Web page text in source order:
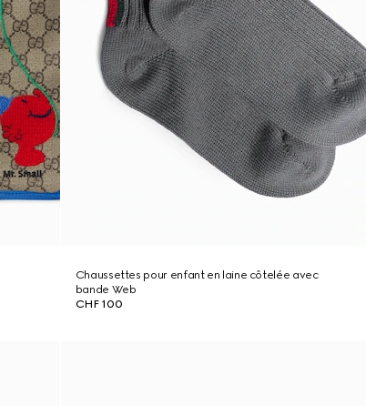
Chaussettes pour enfant en laine côtelée avec
bande Web
CHF 100